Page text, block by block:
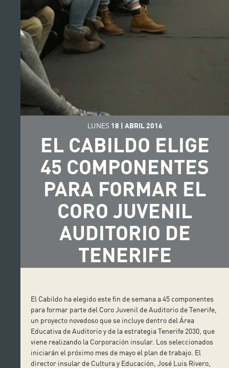
LUNES 18 | ABRIL 2016
EL CABILDO ELIGE
45 COMPONENTES
PARA FORMAR EL
CORO JUVENIL
AUDITORIO DE
TENERIFE
El Cabildo ha elegido este fin de semana a 45 componentes
para formar parte del Coro Juvenil de Auditorio de Tenerife,
un proyecto novedoso que se incluye dentro del Área
Educativa de Auditorio y de la estrategia Tenerife 2030, que
viene realizando la Corporación insular. Los seleccionados
iniciarán el próximo mes de mayo el plan de trabajo. El
director insular de Cultura y Educación, José Luis Rivero,